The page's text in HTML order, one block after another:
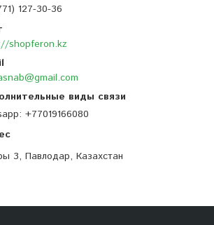
127-30-36
shopferon.kz
+77019166080
3, Павлодар, Казахстан